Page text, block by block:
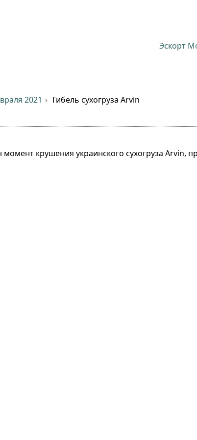
Эскорт
2021 Гибель сухогруза Arvin
момент крушения украинского сухогруза